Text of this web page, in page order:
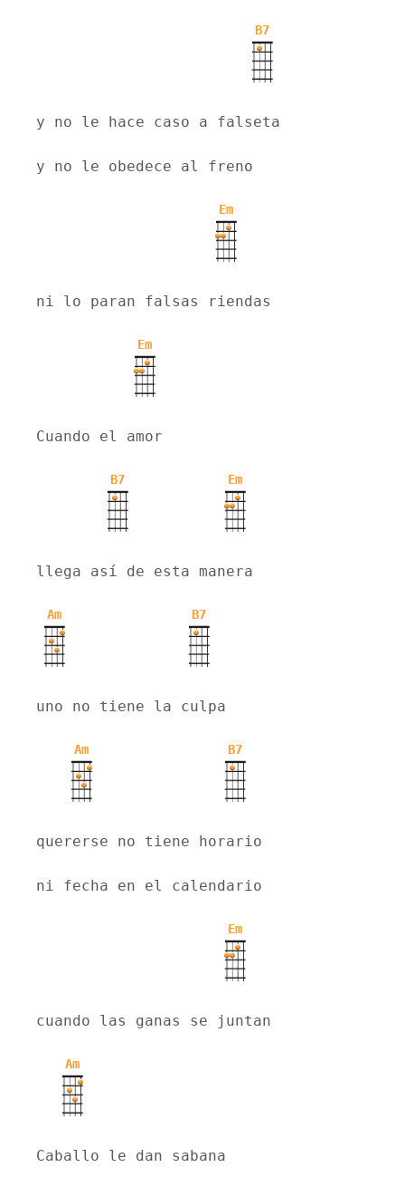
B7
y no le hace caso a falseta
y no le obedece al freno
Em
ni lo paran falsas riendas
Em
Cuando el amor
B7 Em
llega así de esta manera
Am B7
uno no tiene la culpa
Am B7
quererse no tiene horario
ni fecha en el calendario
Em
cuando las ganas se juntan
Am
Caballo le dan sabana